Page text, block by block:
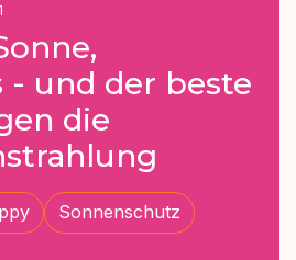
- und der beste
die
Sonnenschutz